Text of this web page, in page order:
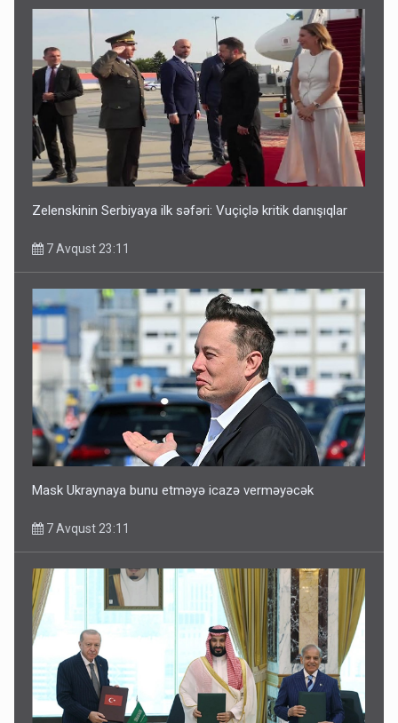
Media və Yayım Şurasına əlavə hüquq və vəzifələr verilib
7 Avqust 13:24
Zelenskinin Serbiyaya ilk səfəri: Vuçiçlə kritik danışıqlar
7 Avqust 23:11
Mask Ukraynaya bunu etməyə icazə verməyəcək
7 Avqust 23:11